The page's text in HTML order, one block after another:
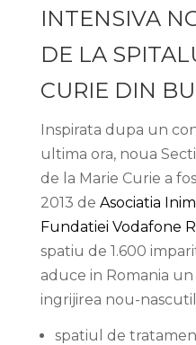
INTENSIVA
DE LA
CURIE DIN
Inspirata dupa un
ultima ora, noua
de la Marie Curie a
2013 de Asociatia
Fundatiei Vodafone
spatiu de 1.600
aduce in Romania
ingrijirea nou-
spatiul de